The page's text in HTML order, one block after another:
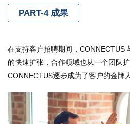
PART-4 成果
在支持客户招聘期间，CONNECTUS
的快速扩张，合作领域也从一个团队
CONNECTUS逐步成为了客户的金牌